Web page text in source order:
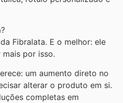
Fibralata. E o melhor: ele
por isso.
um aumento direto no
alterar o produto em si.
completas em